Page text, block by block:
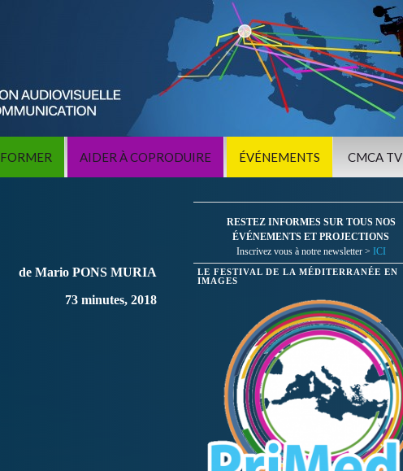
FORMER AIDER À COPRODUIRE ÉVÉNEMENTS CMCA TV
de Mario PONS MURIA
73 minutes, 2018
RESTEZ INFORMES SUR TOUS NOS
ÉVÉNEMENTS ET PROJECTIONS
Inscrivez vous à notre newsletter > ICI
LE FESTIVAL DE LA MÉDITERRANÉE EN
IMAGES